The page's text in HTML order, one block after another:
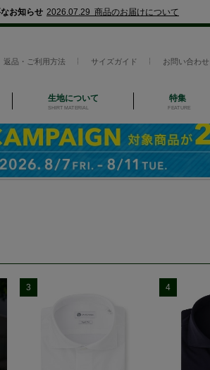
お知らせ 2026.07.29 商品のお届けについて
返品・ご利用方法 サイズガイド お問い合わせ
生地について
SHIRT MATERIAL
特集
FEATURE
3 4